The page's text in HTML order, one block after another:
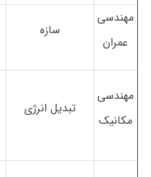
مهندسی
عمران
سازه
مهندسی
مکانیک
تبدیل انرژی